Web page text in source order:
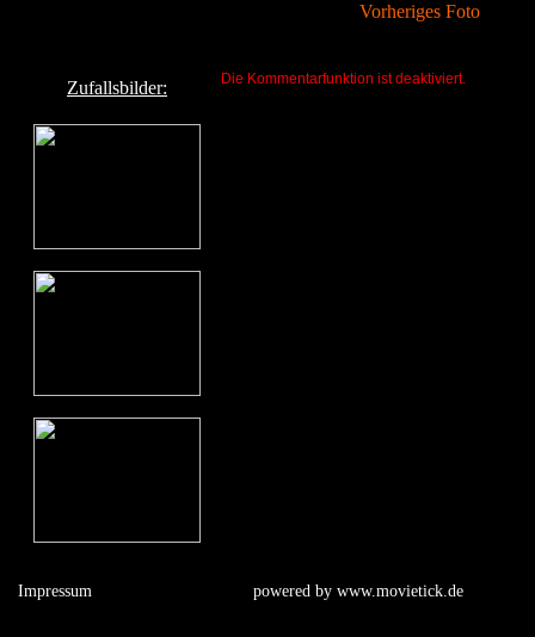
Zufallsbilder:
Vorheriges Foto
Die Kommentarfunktion ist deaktiviert.
Impressum powered by www.movietick.de